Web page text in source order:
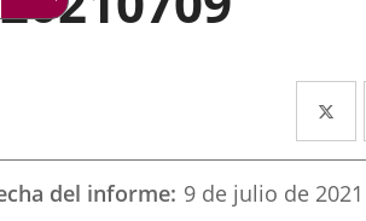
a
una
del informe 9 de julio de 2021